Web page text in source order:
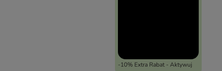
-10% Extra Rabat - Aktywuj